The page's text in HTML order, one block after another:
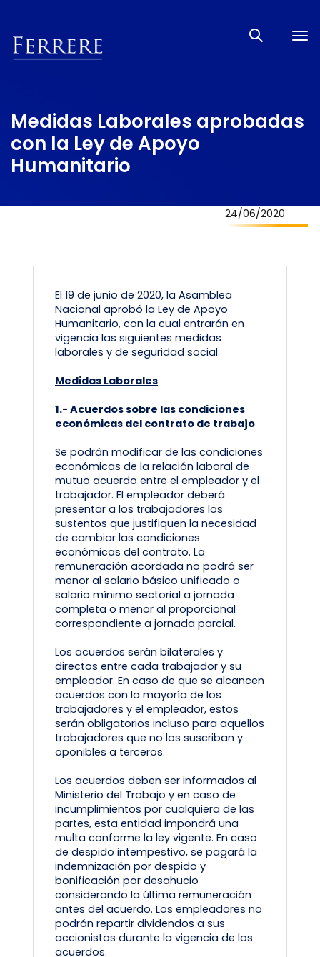
Medidas Laborales aprobadas
con la Ley de Apoyo
Humanitario
24/06/2020
El 19 de junio de 2020, la Asamblea
Nacional aprobó la Ley de Apoyo
Humanitario, con la cual entrarán en
vigencia las siguientes medidas
laborales y de seguridad social:
Medidas Laborales
1.- Acuerdos sobre las condiciones
económicas del contrato de trabajo
Se podrán modificar de las condiciones
económicas de la relación laboral de
mutuo acuerdo entre el empleador y el
trabajador. El empleador deberá
presentar a los trabajadores los
sustentos que justifiquen la necesidad
de cambiar las condiciones
económicas del contrato. La
remuneración acordada no podrá ser
menor al salario básico unificado o
salario mínimo sectorial a jornada
completa o menor al proporcional
correspondiente a jornada parcial.
Los acuerdos serán bilaterales y
directos entre cada trabajador y su
empleador. En caso de que se alcancen
acuerdos con la mayoría de los
trabajadores y el empleador, estos
serán obligatorios incluso para aquellos
trabajadores que no los suscriban y
oponibles a terceros.
Los acuerdos deben ser informados al
Ministerio del Trabajo y en caso de
incumplimientos por cualquiera de las
partes, esta entidad impondrá una
multa conforme la ley vigente. En caso
de despido intempestivo, se pagará la
indemnización por despido y
bonificación por desahucio
considerando la última remuneración
antes del acuerdo. Los empleadores no
podrán repartir dividendos a sus
accionistas durante la vigencia de los
acuerdos.